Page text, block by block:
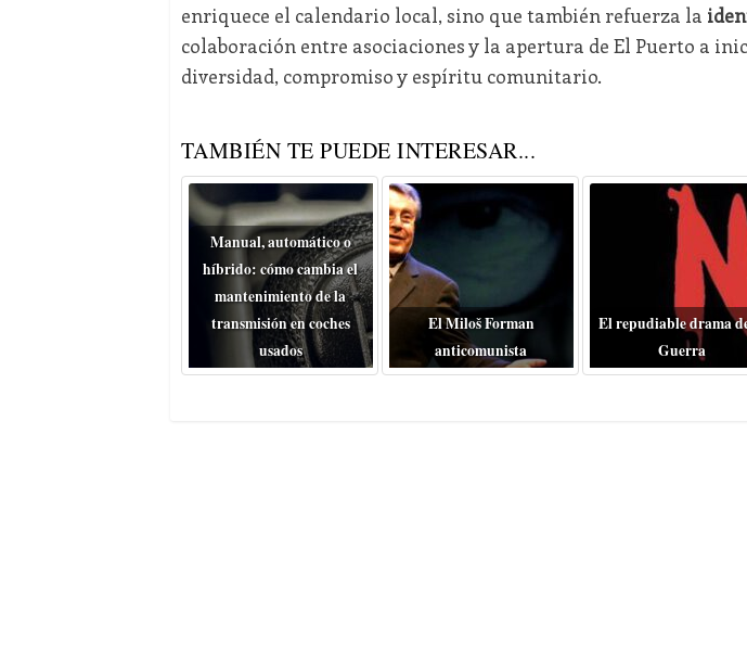
enriquece el calendario local, sino que también refuerza la
colaboración entre asociaciones y la apertura de El Puerto a
diversidad, compromiso y espíritu comunitario.
TAMBIÉN TE PUEDE INTERESAR...
Manual, automático o
híbrido: cómo cambia el
mantenimiento de la
transmisión en coches
usados
El Miloš Forman
anticomunista
El repudiable drama
Guerra